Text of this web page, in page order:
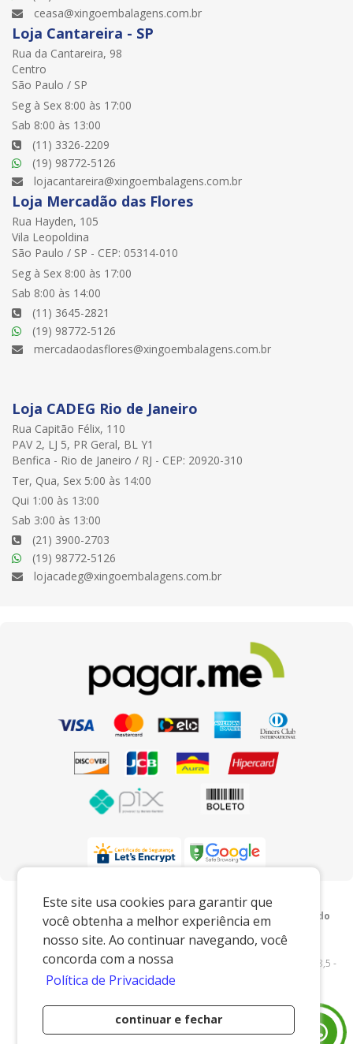
Este site usa cookies para garantir que
você obtenha a melhor experiência em
nosso site. Ao continuar navegando, você
concorda com a nossa
Política de Privacidade
continuar e fechar
ceasa@xingoembalagens.com.br
Loja Cantareira - SP
Rua da Cantareira, 98
Centro
São Paulo / SP
Seg à Sex 8:00 às 17:00
Sab 8:00 às 13:00
(11) 3326-2209
(19) 98772-5126
lojacantareira@xingoembalagens.com.br
Loja Mercadão das Flores
Rua Hayden, 105
Vila Leopoldina
São Paulo / SP - CEP: 05314-010
Seg à Sex 8:00 às 17:00
Sab 8:00 às 14:00
(11) 3645-2821
(19) 98772-5126
mercadaodasflores@xingoembalagens.com.br
Loja CADEG Rio de Janeiro
Rua Capitão Félix, 110
PAV 2, LJ 5, PR Geral, BL Y1
Benfica - Rio de Janeiro / RJ - CEP: 20920-310
Ter, Qua, Sex 5:00 às 14:00
Qui 1:00 às 13:00
Sab 3:00 às 13:00
(21) 3900-2703
(19) 98772-5126
lojacadeg@xingoembalagens.com.br
Preços e condições exclusivos para o
www.xingoembalagens.com.br e para o televendas, podendo
sofrer alterações sem prévia notiﬁcação.
Xingó Embalagens|62.438.429/0001-12|
www.xingoembalagens.com.br| Rodovia Prefeito Aziz Lian, Km 28,5 -
s/n - Borda da Mata - Jaguariúna/SP - 13916-875 - E-mail:
Desenvolvido por